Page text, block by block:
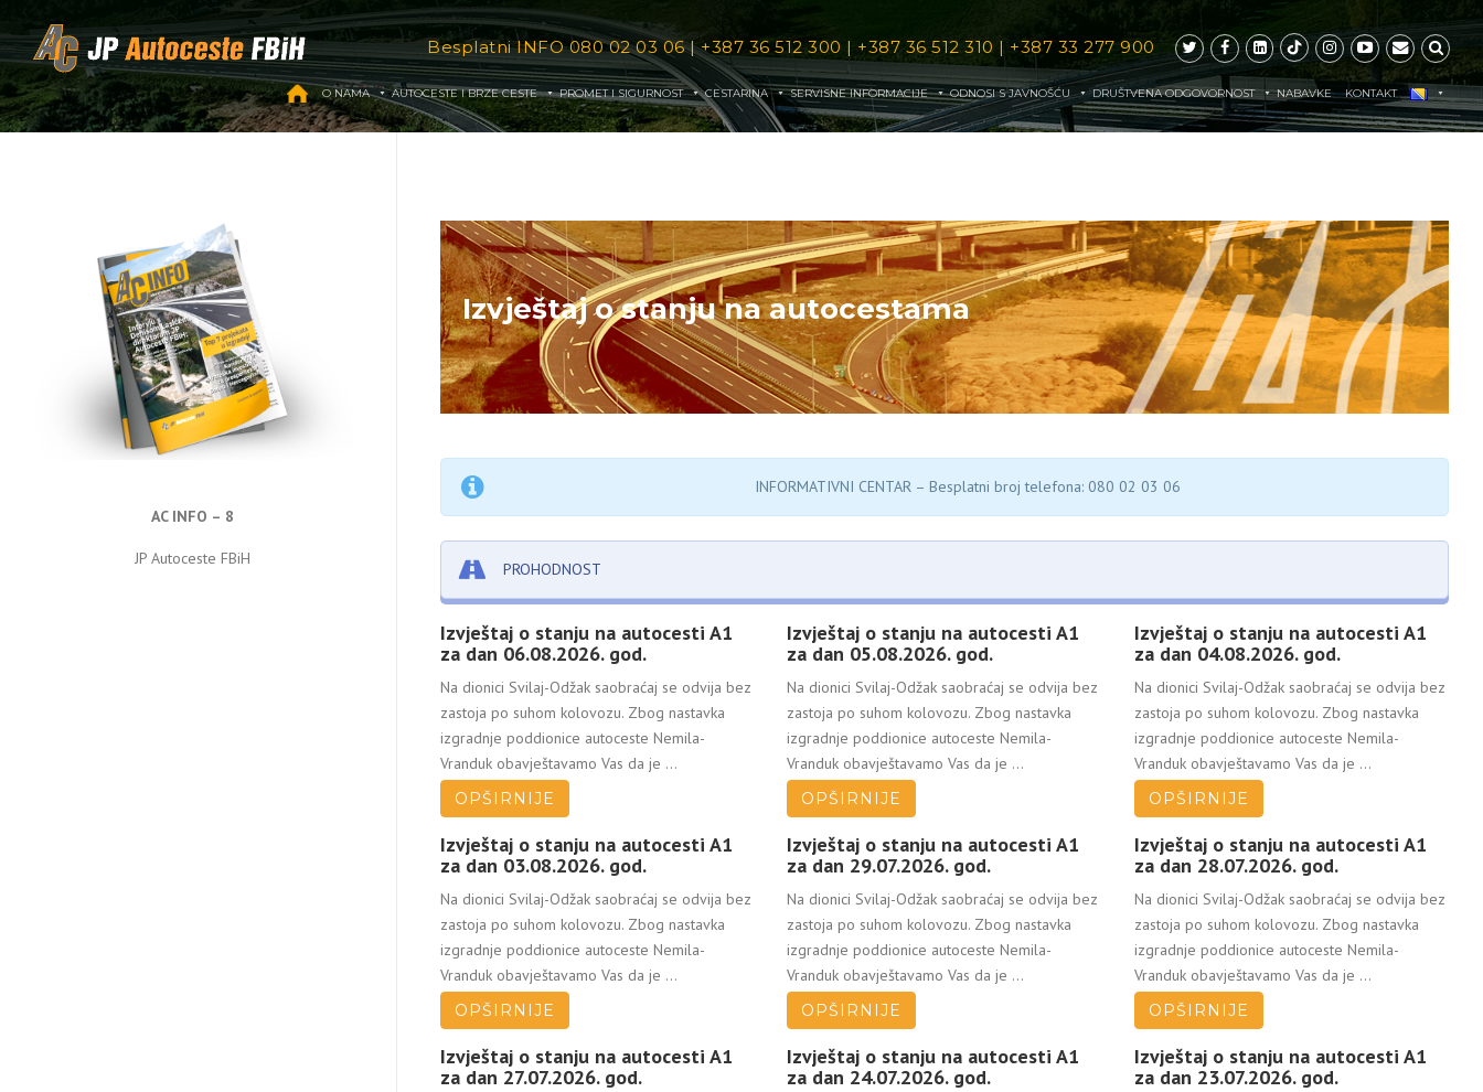
Besplatni INFO080 02 03 06|+387 36 512 300 | +387 36 512 310 | +387 33 277 900
O NAMA AUTOCESTE I BRZE CESTE PROMET I SIGURNOST CESTARINA SERVISNE INFORMACIJE ODNOSI S JAVNOŠĆU DRUŠTVENA ODGOVORNOST NABAVKE KONTAKT
Izvještaj o stanju na autocestama
INFORMATIVNI CENTAR – Besplatni broj telefona: 080 02 03 06
PROHODNOST
Izvještaj o stanju na autocesti A1
za dan 06.08.2026. god.
Na dionici Svilaj-Odžak saobraćaj se odvija bez
zastoja po suhom kolovozu. Zbog nastavka
izgradnje poddionice autoceste Nemila-
Vranduk obavještavamo Vas da je ...
OPŠIRNIJE
Izvještaj o stanju na autocesti A1
za dan 05.08.2026. god.
Na dionici Svilaj-Odžak saobraćaj se odvija bez
zastoja po suhom kolovozu. Zbog nastavka
izgradnje poddionice autoceste Nemila-
Vranduk obavještavamo Vas da je ...
OPŠIRNIJE
Izvještaj o stanju na autocesti A1
za dan 04.08.2026. god.
Na dionici Svilaj-Odžak saobraćaj se odvija bez
zastoja po suhom kolovozu. Zbog nastavka
izgradnje poddionice autoceste Nemila-
Vranduk obavještavamo Vas da je ...
OPŠIRNIJE
Izvještaj o stanju na autocesti A1
za dan 03.08.2026. god.
Na dionici Svilaj-Odžak saobraćaj se odvija bez
zastoja po suhom kolovozu. Zbog nastavka
izgradnje poddionice autoceste Nemila-
Vranduk obavještavamo Vas da je ...
OPŠIRNIJE
Izvještaj o stanju na autocesti A1
za dan 29.07.2026. god.
Na dionici Svilaj-Odžak saobraćaj se odvija bez
zastoja po suhom kolovozu. Zbog nastavka
izgradnje poddionice autoceste Nemila-
Vranduk obavještavamo Vas da je ...
OPŠIRNIJE
Izvještaj o stanju na autocesti A1
za dan 28.07.2026. god.
Na dionici Svilaj-Odžak saobraćaj se odvija bez
zastoja po suhom kolovozu. Zbog nastavka
izgradnje poddionice autoceste Nemila-
Vranduk obavještavamo Vas da je ...
OPŠIRNIJE
Izvještaj o stanju na autocesti A1
za dan 27.07.2026. god.
Izvještaj o stanju na autocesti A1
za dan 24.07.2026. god.
Izvještaj o stanju na autocesti A1
za dan 23.07.2026. god.
AC INFO – 8
JP Autoceste FBiH